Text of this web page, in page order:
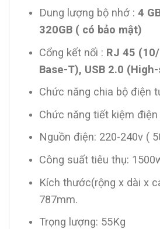
Dung lượng bộ nhớ : 4
320GB ( có bảo mật)
Cổng kết nối : RJ 45
Base-T), USB 2.0
Chức năng chia bộ điện
Chức năng tiết kiệm điện
Nguồn điện: 220-240v (
Công suất tiêu thụ:
Kích thước(rộng x dài x
787mm.
Trọng lượng: 55Kg